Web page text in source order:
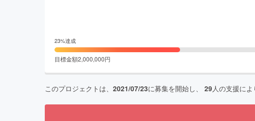
23%達成
目標金額2,000,000円
このプロジェクトは、 2021/07/23に募集を開始し、 29人の支援によ